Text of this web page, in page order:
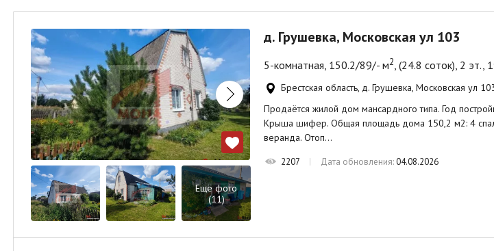
Ещё фото
(11)
д. Грушевка, Московская ул 103
5-комнатная, 150.2/89/- м2, (24.8 соток), 2 эт.,
Брестская область, д. Грушевка, Московская ул
Продаётся жилой дом мансардного типа. Год
Крыша шифер. Общая площадь дома 150,2 м2: 4
веранда. Отоп…
2207 Дата обновления:04.08.2026